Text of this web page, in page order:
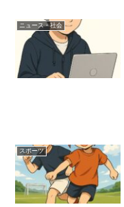
ニュース・社会
スポーツ